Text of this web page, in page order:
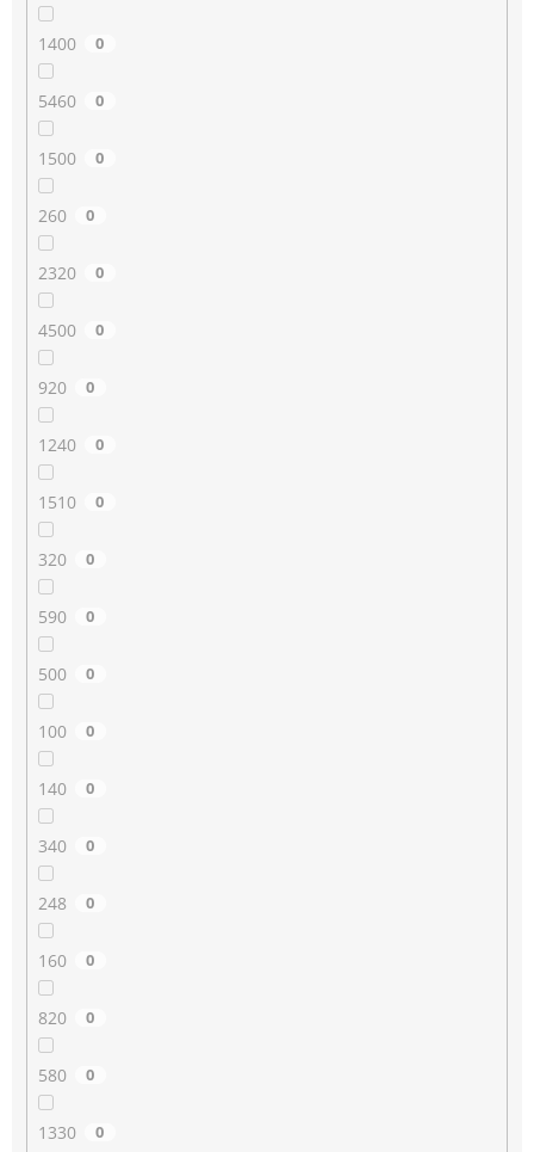
1400 0
5460 0
1500 0
260 0
2320 0
4500 0
920 0
1240 0
1510 0
320 0
590 0
500 0
100 0
140 0
340 0
248 0
160 0
820 0
580 0
1330 0